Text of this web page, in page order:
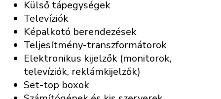
Külső tápegységek
Televíziók
Képalkotó berendezések
Teljesítmény-transzformátorok
Elektronikus kijelzők (monitorok,
televíziók, reklámkijelzők)
Set-top boxok